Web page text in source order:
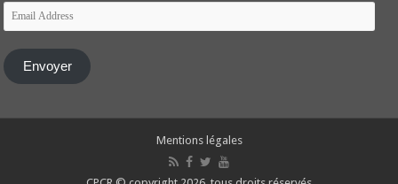
Email
Address
Envoyer
Mentions légales